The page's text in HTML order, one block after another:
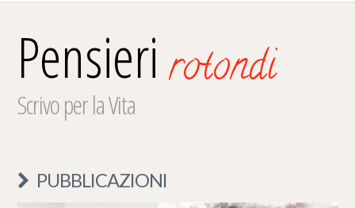
Pensierirotondi
Scrivo per la Vita
PUBBLICAZIONI